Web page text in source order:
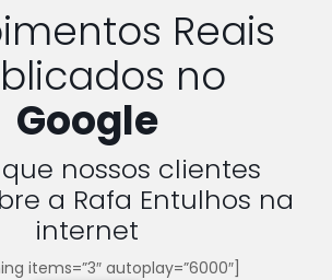
Reais
no
Google
nossos clientes
a Rafa Entulhos na
internet
items=”3″ autoplay=”6000″]